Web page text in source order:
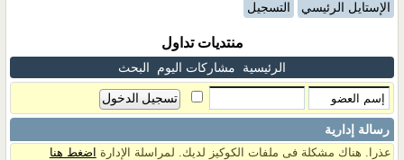
الإستايل الرئيسي التسجيل
منتديات تداول
الرئيسية مشاركات اليوم البحث
رسالة إدارية
عذرا. هناك مشكلة فى ملفات الكوكيز لديك. لمراسلة الإدارة اضغط هنا